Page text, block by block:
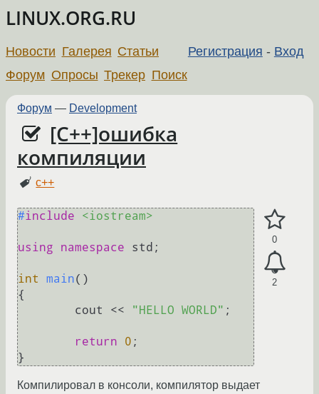
LINUX.ORG.RU
Регистрация - Вход
Новости Галерея Статьи
Форум Опросы Трекер Поиск
Форум — Development
[C++]ошибка
компиляции
c++
0
2
#include <iostream>
using namespace std;
int main()
{
        cout <<
"HELLO WORLD" ;
return 0 ;
Компилировал в консоли, компилятор выдает